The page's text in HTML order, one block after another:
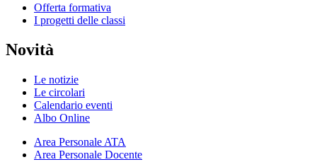
Offerta formativa
I progetti delle classi
Novità
Le notizie
Le circolari
Calendario eventi
Albo Online
Area Personale ATA
Area Personale Docente